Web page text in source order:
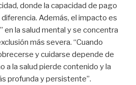
donde la capacidad de pago
Además, el impacto es
en la salud mental y se concentra
más severa. “Cuando
y cuidarse depende de
a la salud pierde contenido y la
profunda y persistente”.